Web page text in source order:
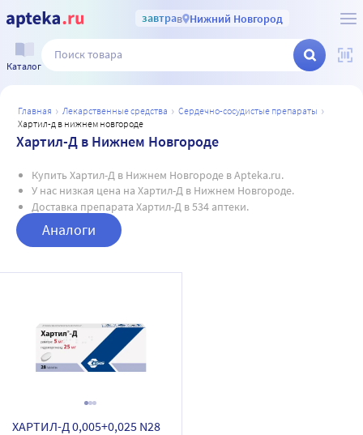
завтрав Нижний Новгород
Каталог
главная лекарственные средства
сердечно-сосудистые препараты
хартил-д в нижнем новгороде
Хартил-Д в Нижнем Новгороде
Купить Хартил-Д в Нижнем Новгороде в Apteka.ru.
У нас низкая цена на Хартил-Д в Нижнем Новгороде.
Доставка препарата Хартил-Д в 534 аптеки.
Аналоги
ХАРТИЛ-Д 0,005+0,025 N28